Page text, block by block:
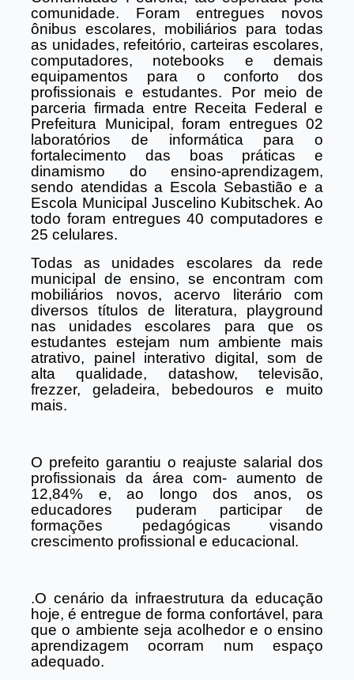
comunidade. Foram entregues novos
ônibus escolares, mobiliários para todas
as unidades, refeitório, carteiras escolares,
computadores, notebooks e demais
equipamentos para o conforto dos
profissionais e estudantes. Por meio de
parceria firmada entre Receita Federal e
Prefeitura Municipal, foram entregues 02
laboratórios de informática para o
fortalecimento das boas práticas e
dinamismo do ensino-aprendizagem,
sendo atendidas a Escola Sebastião e a
Escola Municipal Juscelino Kubitschek. Ao
todo foram entregues 40 computadores e
25 celulares.
Todas as unidades escolares da rede
municipal de ensino, se encontram com
mobiliários novos, acervo literário com
diversos títulos de literatura, playground
nas unidades escolares para que os
estudantes estejam num ambiente mais
atrativo, painel interativo digital, som de
alta qualidade, datashow, televisão,
frezzer, geladeira, bebedouros e muito
mais.
O prefeito garantiu o reajuste salarial dos
profissionais da área com- aumento de
12,84% e, ao longo dos anos, os
educadores puderam participar de
formações pedagógicas visando
crescimento profissional e educacional.
.O cenário da infraestrutura da educação
hoje, é entregue de forma confortável, para
que o ambiente seja acolhedor e o ensino
aprendizagem ocorram num espaço
adequado.